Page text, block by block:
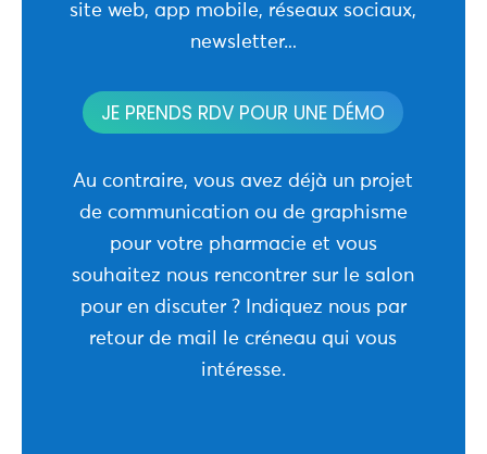
site web, app mobile, réseaux sociaux,
newsletter...
JE PRENDS RDV POUR UNE DÉMO
Au contraire, vous avez déjà un projet
de communication ou de graphisme
pour votre pharmacie et vous
souhaitez nous rencontrer sur le salon
pour en discuter ? Indiquez nous par
retour de mail le créneau qui vous
intéresse.